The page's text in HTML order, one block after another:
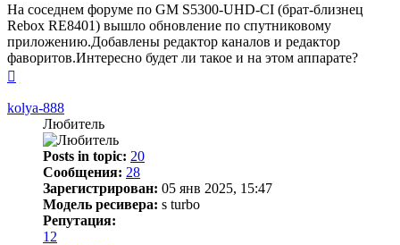
На соседнем форуме по GM S5300-UHD-CI (брат-близнец
Rebox RE8401) вышло обновление по спутниковому
приложению.Добавлены редактор каналов и редактор
фаворитов.Интересно будет ли такое и на этом аппарате?
началу
kolya-888
Любитель
Posts in topic: 20
Сообщения: 28
Зарегистрирован: 05 янв 2025, 15:47
Модель ресивера: s turbo
Репутация:
12